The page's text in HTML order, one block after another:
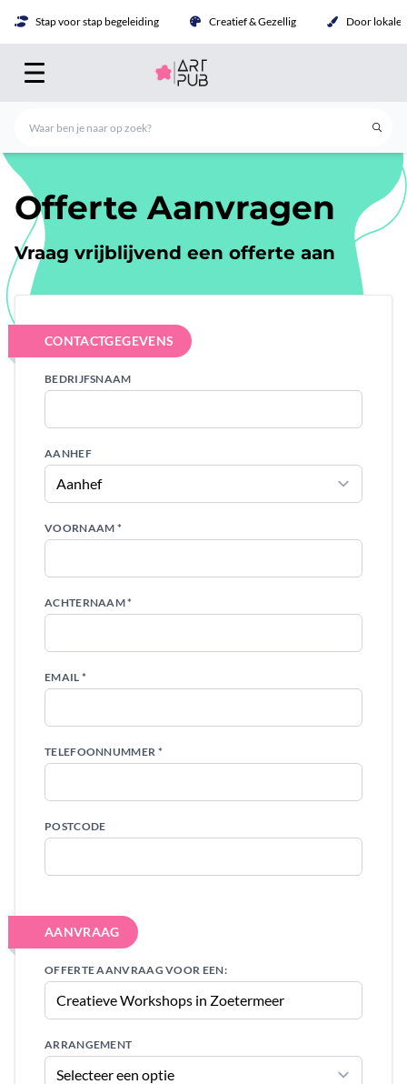
Stap voor stap begeleiding Creatief & Gezellig Door lokale
Offerte Aanvragen
Vraag vrijblijvend een offerte aan
CONTACTGEGEVENS
BEDRIJFSNAAM
AANHEF
VOORNAAM *
ACHTERNAAM *
EMAIL *
TELEFOONNUMMER *
POSTCODE
AANVRAAG
OFFERTE AANVRAAG VOOR EEN:
ARRANGEMENT